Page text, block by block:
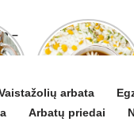
–
ir
Ramunėlių
arbata pagelbės
arbata
Arbatų priedai